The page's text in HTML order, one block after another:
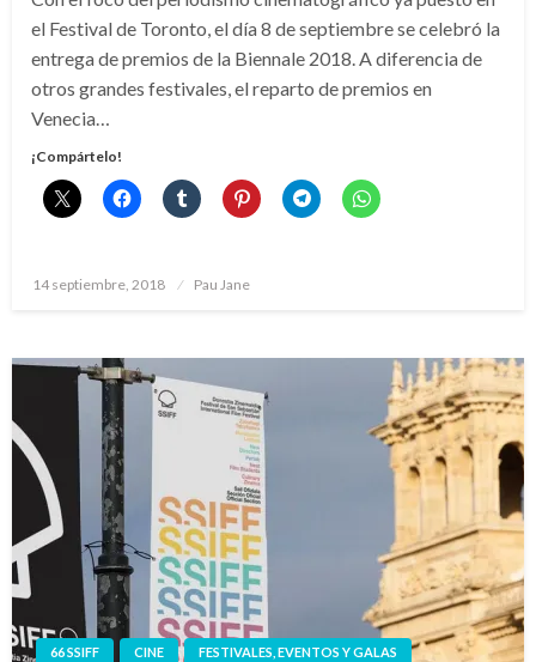
el Festival de Toronto, el día 8 de septiembre se celebró la
entrega de premios de la Biennale 2018. A diferencia de
otros grandes festivales, el reparto de premios en
Venecia…
¡Compártelo!
Publicado
14 septiembre, 2018 Pau Jane
66 SSIFF CINE
FESTIVALES, EVENTOS Y GALAS